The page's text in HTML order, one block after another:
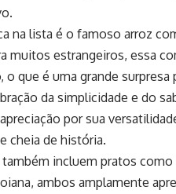
na lista é o famoso arroz
muitos estrangeiros, essa
que é uma grande
da simplicidade e do
por sua
cheia de história.
incluem pratos
ambos amplamente